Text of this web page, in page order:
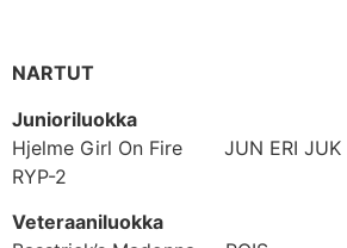
NARTUT
Junioriluokka
Hjelme Girl On Fire JUN ERI JUK
RYP-2
Veteraaniluokka